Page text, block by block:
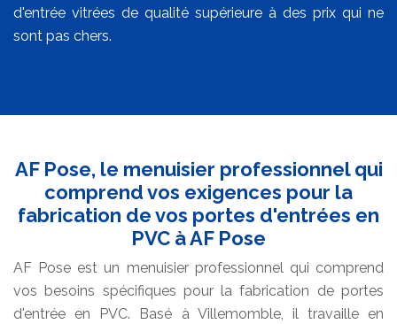
d'entrée vitrées de qualité supérieure à des prix qui ne
sont pas chers.
AF Pose, le menuisier professionnel qui
comprend vos exigences pour la
fabrication de vos portes d'entrées en
PVC à AF Pose
AF Pose est un menuisier professionnel qui comprend
vos besoins spécifiques pour la fabrication de portes
d'entrée en PVC. Basé à Villemomble, il travaille en